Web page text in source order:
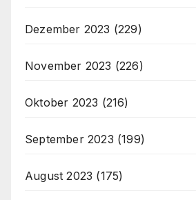
Dezember 2023 (229)
November 2023 (226)
Oktober 2023 (216)
September 2023 (199)
August 2023 (175)